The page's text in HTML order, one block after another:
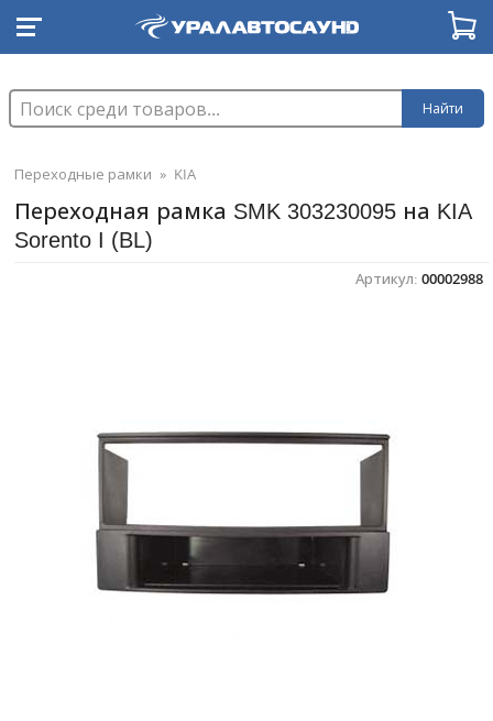
Найти
Переходные рамки » KIA
Переходная рамка SMK 303230095 на KIA
Sorento I (BL)
Артикул: 00002988